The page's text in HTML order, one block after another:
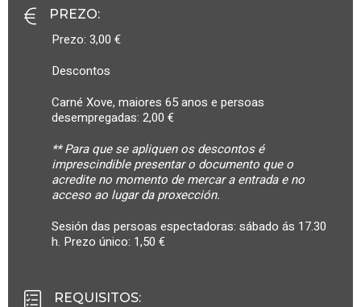
PREZO:
Prezo: 3,00 €
Descontos
Carné Xove, maiores 65 anos e persoas
desempregadas: 2,00 €
** Para que se apliquen os descontos é
imprescindible presentar o documento que o
acredite no momento de mercar a entrada e no
acceso ao lugar da proxección.
Sesión das persoas espectadoras: sábado ás 17.30
h. Prezo único: 1,50 €
REQUISITOS: